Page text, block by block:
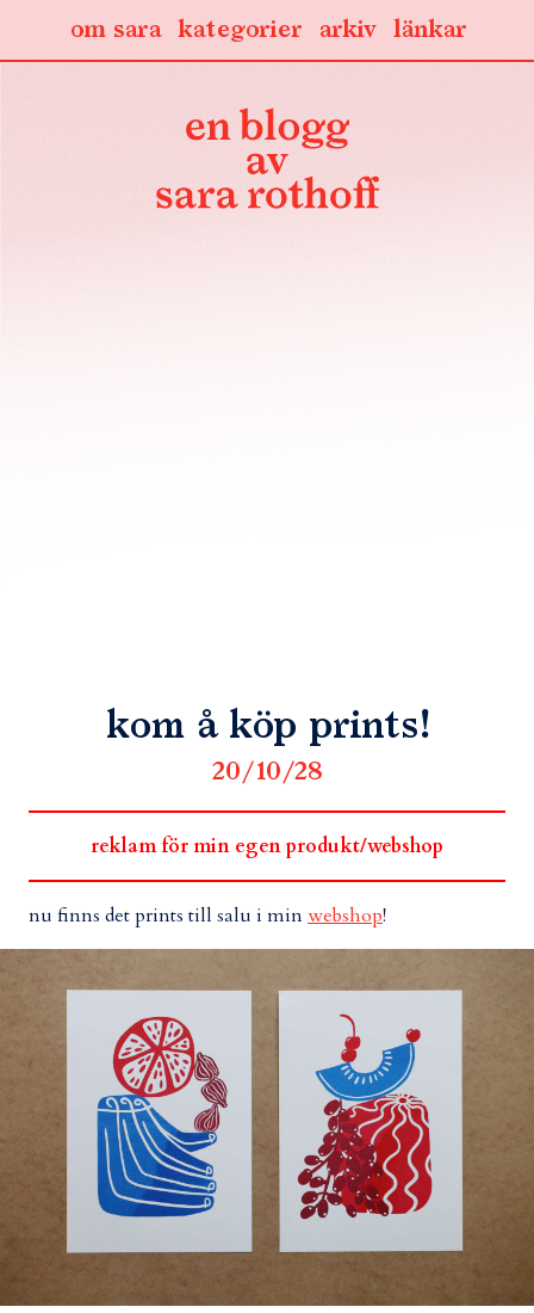
länkar
arkiv
kategorier
om sara
kom å köp prints!
20/10/28
reklam för min egen produkt/webshop
nu finns det prints till salu i minwebshop!